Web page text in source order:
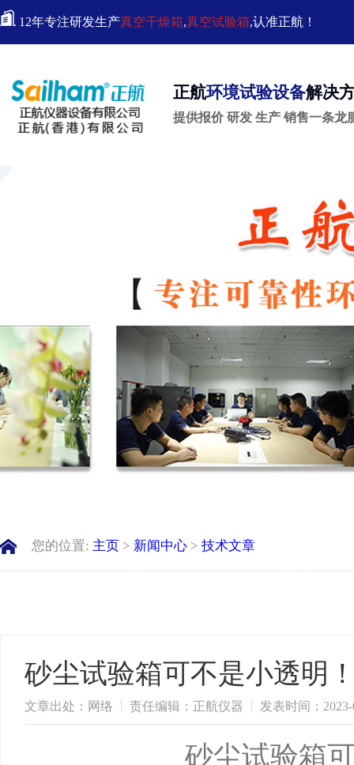
12年专注研发生产真空干燥箱,真空试验箱,认准正航！
正航环境试验设备解决
提供报价 研发 生产 销售一条龙
您的位置: 主页 > 新闻中心 > 技术文章
砂尘试验箱可不是小透明
文章出处：网络 责任编辑：正航仪器 发表时间：2023-
砂尘试验箱